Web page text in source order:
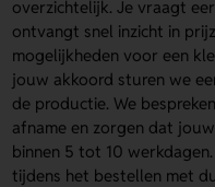
overzichtelijk. Je vraagt
ontvangt snel inzicht in
mogelijkheden voor een
jouw akkoord sturen we
de productie. We
afname en zorgen dat
binnen 5 tot 10
tijdens het bestellen met